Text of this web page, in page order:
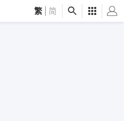
繁 简